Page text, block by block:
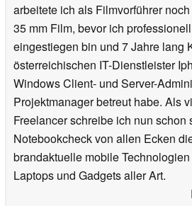
arbeitete ich als Filmvorführer
35 mm Film, bevor ich
eingestiegen bin und 7 Jahre lang
österreichischen IT-Dienstleister
Windows Client- und Server-
Projektmanager betreut habe. Als
Freelancer schreibe ich nun schon
Notebookcheck von allen Ecken
brandaktuelle mobile
Laptops und Gadgets aller Art.